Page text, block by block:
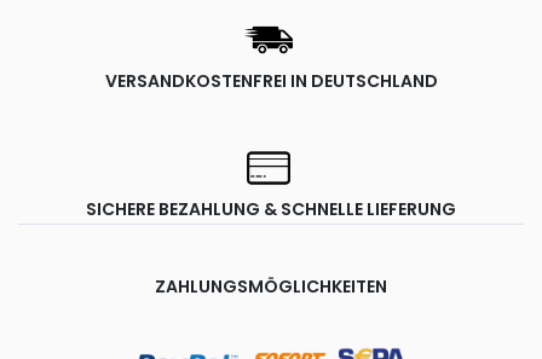
VERSANDKOSTENFREI IN DEUTSCHLAND
SICHERE BEZAHLUNG & SCHNELLE LIEFERUNG
ZAHLUNGSMÖGLICHKEITEN